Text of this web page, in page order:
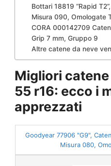
Bottari 18819 “Rapid
Misura 090, Omologate
CORA 000142709
Grip 7 mm, Gruppo 9
Altre catene da neve
Migliori
55 r16: ecco i
apprezzati
Goodyear 77906 "G9",
Misura 080,